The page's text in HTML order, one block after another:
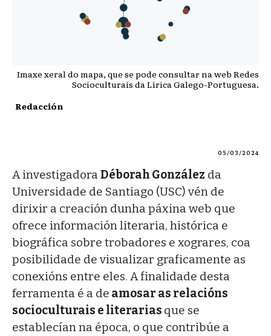
Imaxe xeral do mapa, que se pode consultar na web Redes
Socioculturais da Lírica Galego-Portuguesa.
Redacción
05/03/2024
A investigadora Déborah González da
Universidade de Santiago (USC) vén de
dirixir a creación dunha páxina web que
ofrece información literaria, histórica e
biográfica sobre trobadores e xograres, coa
posibilidade de visualizar graficamente as
conexións entre eles. A finalidade desta
ferramenta é a de amosar as relacións
socioculturais e literarias que se
establecían na época, o que contribúe a